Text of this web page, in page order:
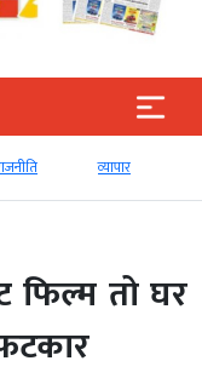
व्‍यापार
फिल्म तो घर